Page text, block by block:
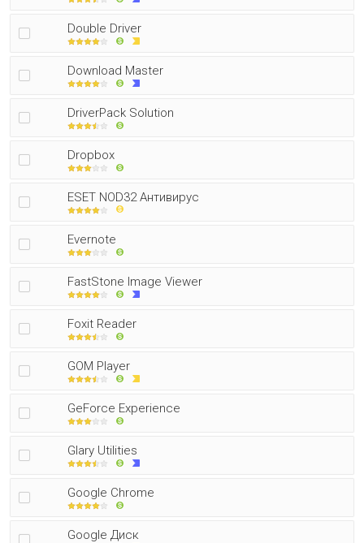
Double Driver
Download Master
DriverPack Solution
Dropbox
ESET NOD32 Антивирус
Evernote
FastStone Image Viewer
Foxit Reader
GOM Player
GeForce Experience
Glary Utilities
Google Chrome
Google Диск